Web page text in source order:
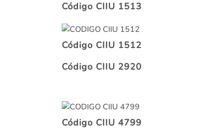
Código CIIU 1513
Código CIIU 1512
Código CIIU 2920
Código CIIU 4799